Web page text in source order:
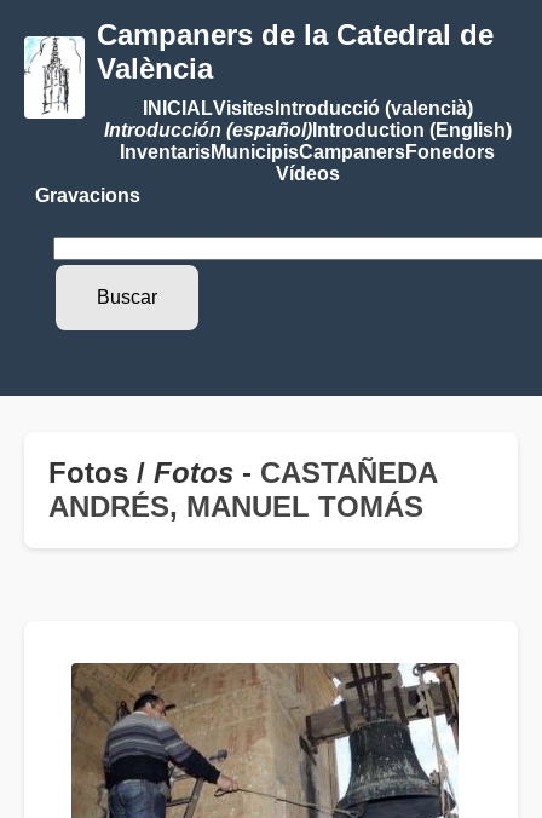
Campaners de la Catedral de
València
INICIALVisitesIntroducció (valencià)
Introducción (español)Introduction (English)
InventarisMunicipisCampanersFonedors
Vídeos
Gravacions
Fotos / Fotos - CASTAÑEDA
ANDRÉS, MANUEL TOMÁS